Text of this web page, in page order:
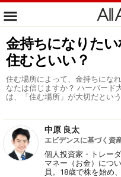
金持ちになりた
住むといい？
住む場所によって、金持ちにな
なたは信じますか？ ハーバード
は、「住む場所」が大切だとい
中原 良太
エビデンスに基づく資
個人投資家・トレー
マネー（お金）につ
員。18歳で株を始め